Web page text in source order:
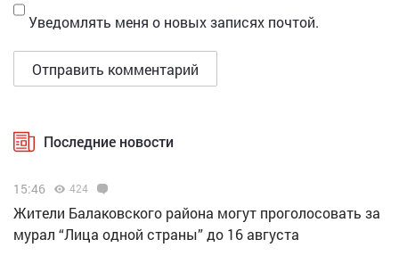
Уведомлять меня о новых записях почтой.
Последние новости
15:46 424
Жители Балаковского района могут проголосовать за
мурал “Лица одной страны” до 16 августа